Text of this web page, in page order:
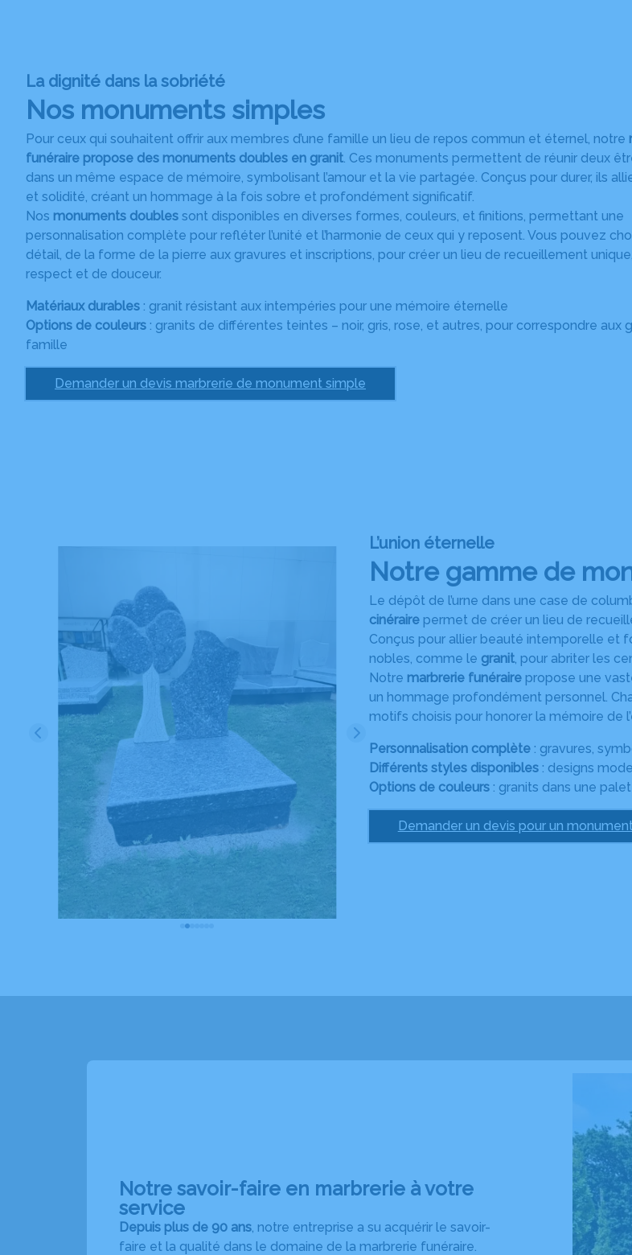
La dignité dans la sobriété
Nos monuments simples
Pour ceux qui souhaitent offrir aux membres d’une famille un lieu de repos commun et éternel, notre
funéraire propose des monuments doubles en granit. Ces monuments permettent de réunir deux
dans un même espace de mémoire, symbolisant l’amour et la vie partagée. Conçus pour durer, ils
et solidité, créant un hommage à la fois sobre et profondément significatif.
Nos monuments doubles sont disponibles en diverses formes, couleurs, et finitions, permettant une
personnalisation complète pour refléter l’unité et l’harmonie de ceux qui y reposent. Vous pouvez
détail, de la forme de la pierre aux gravures et inscriptions, pour créer un lieu de recueillement
respect et de douceur.
Matériaux durables : granit résistant aux intempéries pour une mémoire éternelle
Options de couleurs : granits de différentes teintes – noir, gris, rose, et autres, pour correspondre aux
famille
Demander un devis marbrerie de monument simple
L’union éternelle
Notre gamme de
Le dépôt de l’urne dans une case de
cinérairepermet de créer un lieu de
Conçus pour allier beauté intemporelle et
nobles, comme le granit, pour abriter les
Notre marbrerie funérairepropose une
un hommage profondément personnel.
motifs choisis pour honorer la mémoire de
Personnalisation complète: gravures,
Différents styles disponibles: designs
Options de couleurs: granits dans une
Demander un devis pour un
Notre savoir-faire en marbrerie à votre
service
Depuis plus de 90 ans , notre entreprise a su acquérir le savoir-
faire et la qualité dans le domaine de la marbrerie funéraire.